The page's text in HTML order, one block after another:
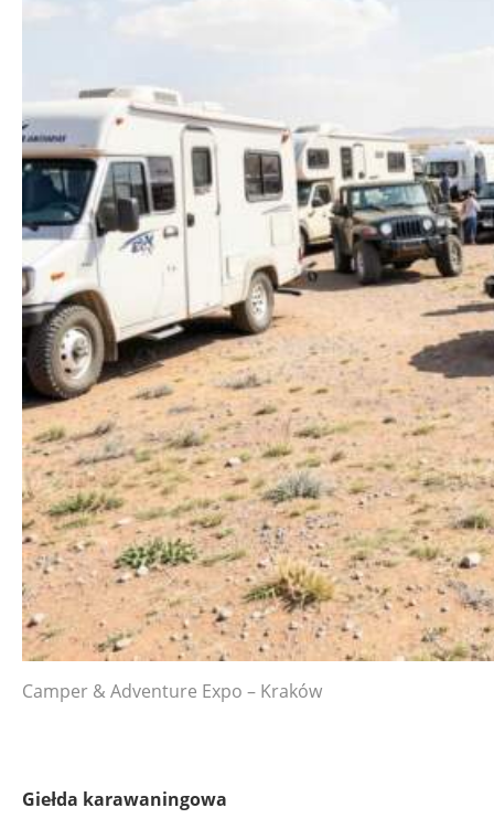
Camper & Adventure Expo – Kraków
Giełda karawaningowa